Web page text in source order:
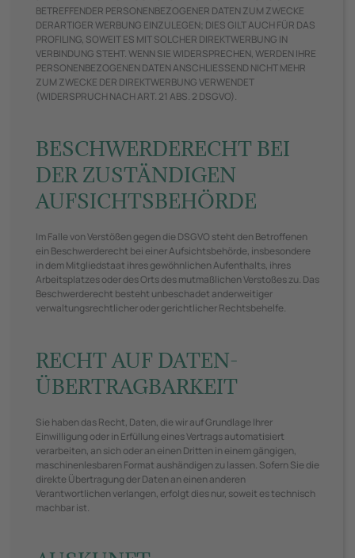
BETREFFENDER PERSONENBEZOGENER DATEN ZUM ZWECKE
DERARTIGER WERBUNG EINZULEGEN; DIES GILT AUCH FÜR DAS
PROFILING, SOWEIT ES MIT SOLCHER DIREKTWERBUNG IN
VERBINDUNG STEHT. WENN SIE WIDERSPRECHEN, WERDEN IHRE
PERSONENBEZOGENEN DATEN ANSCHLIESSEND NICHT MEHR
ZUM ZWECKE DER DIREKTWERBUNG VERWENDET
(WIDERSPRUCH NACH ART. 21 ABS. 2 DSGVO).
BESCHWERDE­RECHT BEI
DER ZUSTÄNDIGEN
AUFSICHTS­BEHÖRDE
Im Falle von Verstößen gegen die DSGVO steht den Betroffenen
ein Beschwerderecht bei einer Aufsichtsbehörde, insbesondere
in dem Mitgliedstaat ihres gewöhnlichen Aufenthalts, ihres
Arbeitsplatzes oder des Orts des mutmaßlichen Verstoßes zu. Das
Beschwerderecht besteht unbeschadet anderweitiger
verwaltungsrechtlicher oder gerichtlicher Rechtsbehelfe.
RECHT AUF DATEN­
ÜBERTRAG­BARKEIT
Sie haben das Recht, Daten, die wir auf Grundlage Ihrer
Einwilligung oder in Erfüllung eines Vertrags automatisiert
verarbeiten, an sich oder an einen Dritten in einem gängigen,
maschinenlesbaren Format aushändigen zu lassen. Sofern Sie die
direkte Übertragung der Daten an einen anderen
Verantwortlichen verlangen, erfolgt dies nur, soweit es technisch
machbar ist.